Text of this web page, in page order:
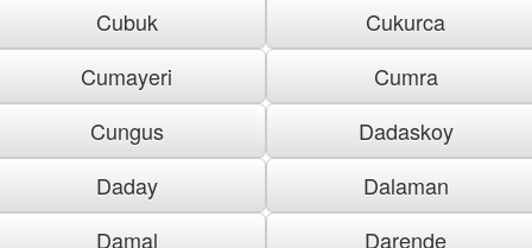
Cubuk
Cukurca
Cumayeri
Cumra
Cungus
Dadaskoy
Daday
Dalaman
Damal
Darende